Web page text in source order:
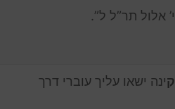
י’ אלול תר”ל ל”.
קינה ישאו עליך עוברי דרך